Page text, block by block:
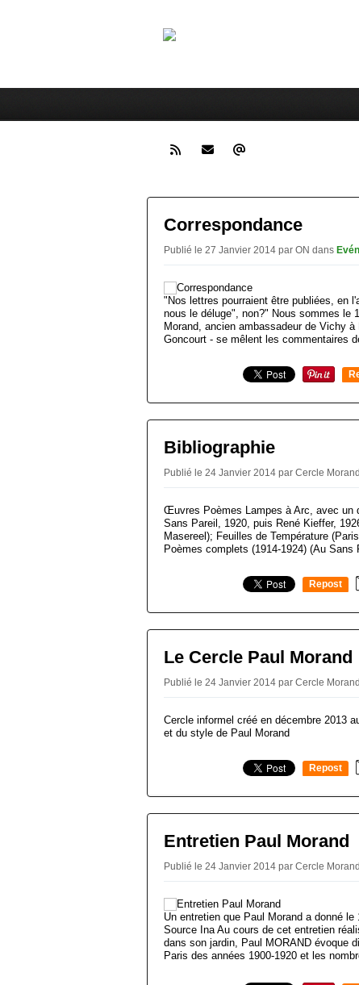
Correspondance
Publié le 27 Janvier 2014 par ON dans
"Nos lettres pourraient être publiées, en
nous le déluge", non?" Nous sommes le
Morand, ancien ambassadeur de Vichy
Goncourt - se mêlent les commentaires
Bibliographie
Publié le 24 Janvier 2014 par Cercle Morand
Œuvres Poèmes Lampes à Arc, avec un
Sans Pareil, 1920, puis René Kieffer,
Masereel); Feuilles de Température
Poèmes complets (1914-1924) (Au Sans
Repost
Le Cercle Paul Morand
Publié le 24 Janvier 2014 par Cercle Morand
Cercle informel créé en décembre 2013
et du style de Paul Morand
Repost
Entretien Paul Morand
Publié le 24 Janvier 2014 par Cercle Morand
Un entretien que Paul Morand a donné
Source Ina Au cours de cet entretien
dans son jardin, Paul MORAND évoque
Paris des années 1900-1920 et les